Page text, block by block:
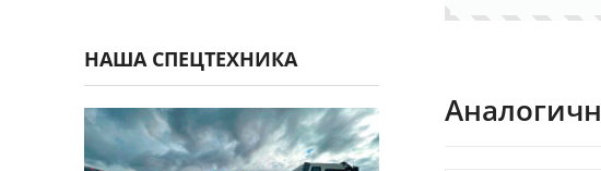
НАША СПЕЦТЕХНИКА